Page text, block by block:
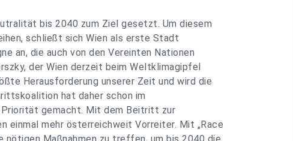
bis 2040 zum Ziel gesetzt. Um diesem
schließt sich Wien als erste Stadt
an, die auch von den Vereinten Nationen
der Wien derzeit beim Weltklimagipfel
Herausforderung unserer Zeit und wird die
hat daher schon im
Priorität gemacht. Mit dem Beitritt zur
einmal mehr österreichweit Vorreiter. Mit „Race